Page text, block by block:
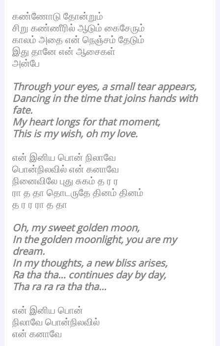
கண்ணோடு தோன்றும்
சிறு கண்ணீரில் ஆடும் கைசேரும்
காலம் அதை என் நெஞ்சம் தேடும்
இது தானே என் ஆசைகள்
அன்பே
Through your eyes, a small tear appears,
Dancing in the time that joins hands with
fate.
My heart longs for that moment,
This is my wish, oh my love.
என் இனிய பொன் நிலாவே
பொன்நிலவில் என் கனாவே
நினைவிலே புது சுகம் த ர ர
ரா த தா தொடருதே தினம் தினம்
த ர ர ரா த தா
Oh, my sweet golden moon,
In the golden moonlight, you are my
dream.
In my thoughts, a new bliss arises,
Ra tha tha… continues day by day,
Tha ra ra ra tha tha…
என் இனிய பொன்
நிலாவே பொன்நிலவில்
என் கனாவே